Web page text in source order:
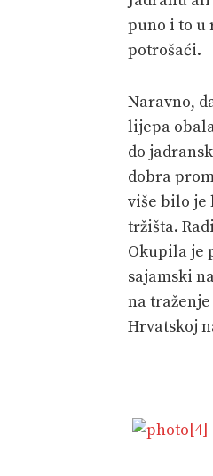
puno i to u
potrošaći.
Naravno,
lijepa
do
dobra
više bilo je
tržišta.
Okupila je
sajamski
na
Hrvatskoj